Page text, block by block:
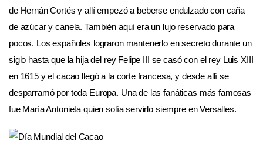
de Hernán Cortés y allí empezó a beberse endulzado con caña
de azúcar y canela. También aquí era un lujo reservado para
pocos. Los españoles lograron mantenerlo en secreto durante un
siglo hasta que la hija del rey Felipe III se casó con el rey Luis XIII
en 1615 y el cacao llegó a la corte francesa, y desde allí se
desparramó por toda Europa. Una de las fanáticas más famosas
fue María Antonieta quien solía servirlo siempre en Versalles.